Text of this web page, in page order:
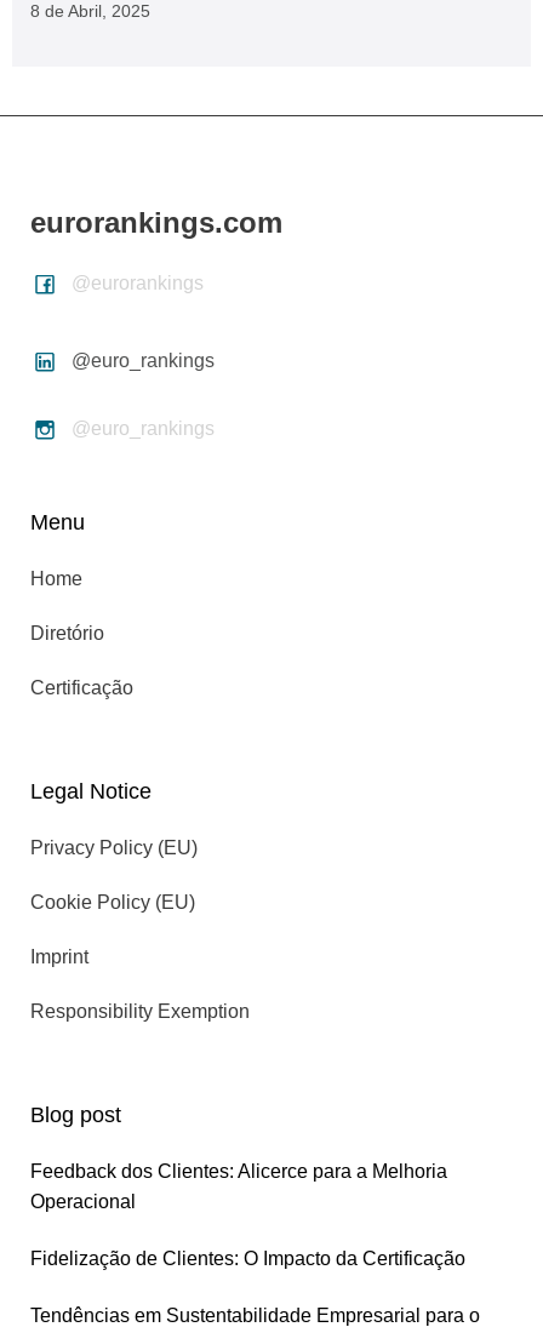
8 de Abril, 2025
eurorankings.com
@eurorankings
@euro_rankings
@euro_rankings
Menu
Home
Diretório
Certificação
Legal Notice
Privacy Policy (EU)
Cookie Policy (EU)
Imprint
Responsibility Exemption
Blog post
Feedback dos Clientes: Alicerce para a Melhoria
Operacional
Fidelização de Clientes: O Impacto da Certificação
Tendências em Sustentabilidade Empresarial para o